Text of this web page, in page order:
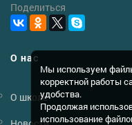
Поделиться
О нас
О школе
Мы используем
корректной работы
удобства.
Продолжая
использование